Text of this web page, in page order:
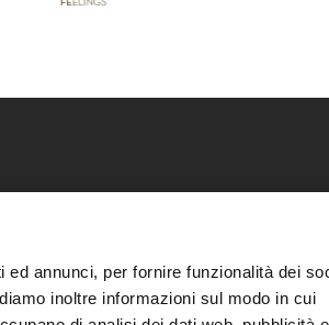
annunci, per fornire funzionalità dei
inoltre informazioni sul modo in cui
e mappe
utili